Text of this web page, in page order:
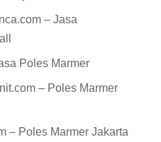
– Jasa
Poles Marmer
– Poles Marmer
– Poles Marmer Jakarta